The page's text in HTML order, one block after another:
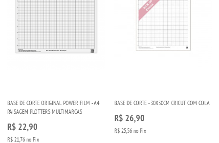
BASE DE CORTE ORIGINAL POWER FILM - A4
PAISAGEM PLOTTERS MULTIMARCAS
R$ 22,90
R$ 21,76 no Pix
BASE DE CORTE - 30X30CM CRICUT COM COLA
R$ 26,90
R$ 25,56 no Pix